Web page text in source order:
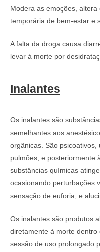
Modera as emoções,
temporária de bem-estar e
A falta da droga causa
levar à morte por
Inalantes
Os inalantes são
semelhantes aos
orgânicas. São
pulmões, e posteriormente
substâncias químicas
ocasionando perturbações
sensação de euforia, e
Os inalantes são produtos
diretamente à morte
sessão de uso prolongado